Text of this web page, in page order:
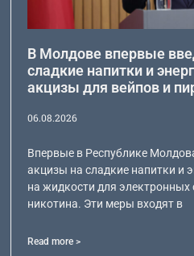
В Молдове впервые
сладкие напитки и
акцизы для вейпов и
06.08.2026
Впервые в Республике
акцизы на сладкие напитки и
на жидкости для электронных
никотина. Эти меры входят в
Read more >